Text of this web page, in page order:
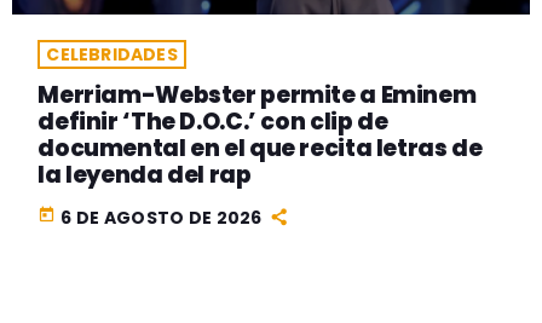
CELEBRIDADES
Merriam-Webster permite a Eminem
definir ‘The D.O.C.’ con clip de
documental en el que recita letras de
la leyenda del rap
today 6 DE AGOSTO DE 2026